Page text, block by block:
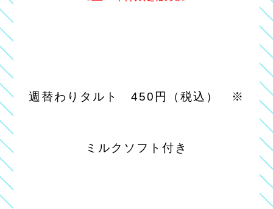
週替わりタルト 450円（税込） ※
ミルクソフト付き